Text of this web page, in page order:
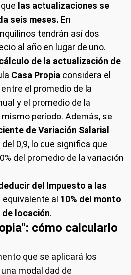
las actualizaciones se
seis meses. En
tendrán así dos
al año en lugar de uno.
de la actualización de
Casa Propia considera el
el promedio de la
y el promedio de la
período. Además, se
de Variación Salarial
0,9, lo que significa que
del promedio de la variación
del Impuesto a las
equivalente al 10% del monto
locación.
cómo calcularlo
que se aplicará los
modalidad de